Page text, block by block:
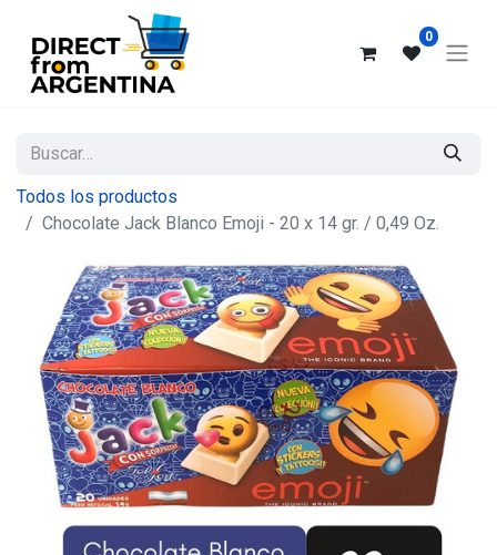
0
Todos los productos
Chocolate Jack Blanco Emoji - 20 x 14 gr. / 0,49 Oz.